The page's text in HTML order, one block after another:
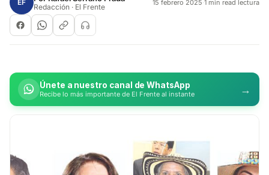
EF Redacción · El Frente 15 febrero 2025·1 min read lectura
Únete a nuestro canal de WhatsApp
Recibe lo más importante de El Frente al instante →